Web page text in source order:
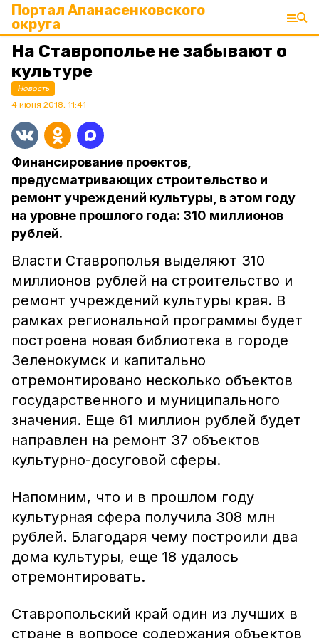
Портал Апанасенковского
округа
На Ставрополье не забывают о
культуре
Новость
4 июня 2018, 11:41
Финансирование проектов,
предусматривающих строительство и
ремонт учреждений культуры, в этом году
на уровне прошлого года: 310 миллионов
рублей.
Власти Ставрополья выделяют 310
миллионов рублей на строительство и
ремонт учреждений культуры края. В
рамках региональной программы будет
построена новая библиотека в городе
Зеленокумск и капитально
отремонтировано несколько объектов
государственного и муниципального
значения. Еще 61 миллион рублей будет
направлен на ремонт 37 объектов
культурно-досуговой сферы.
Напомним, что и в прошлом году
культурная сфера получила 308 млн
рублей. Благодаря чему построили два
дома культуры, еще 18 удалось
отремонтировать.
Ставропольский край один из лучших в
стране в вопросе содержания объектов